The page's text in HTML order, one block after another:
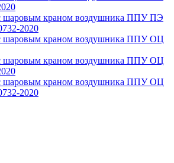
шаровым краном воздушника ППУ ПЭ
2020
шаровым краном воздушника ППУ ОЦ
шаровым краном воздушника ППУ ОЦ
шаровым краном воздушника ППУ ОЦ
2020